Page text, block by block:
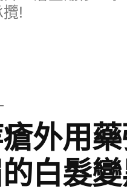
!
外用
白髮